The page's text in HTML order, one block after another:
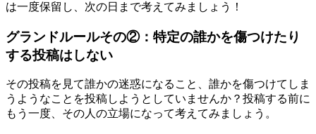
は一度保留し、次の日まで考えてみましょう！
グランドルールその②：特定の誰かを傷つけたり
する投稿はしない
その投稿を見て誰かの迷惑になること、誰かを傷つけてしま
うようなことを投稿しようとしていませんか？投稿する前に
もう一度、その人の立場になって考えてみましょう。